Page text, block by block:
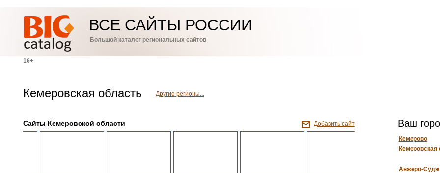
ВСЕ САЙТЫ РОССИИ
Большой каталог региональных сайтов
16+
Кемеровская область Другие регионы...
Cайты Кемеровской области Добавить сайт Ваш
Кемерово
Кемеровская
Анжеро-